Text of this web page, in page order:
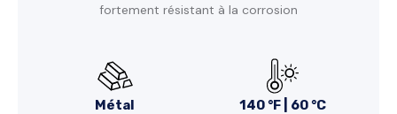
fortement résistant à la corrosion
Métal 140 °F | 60 °C